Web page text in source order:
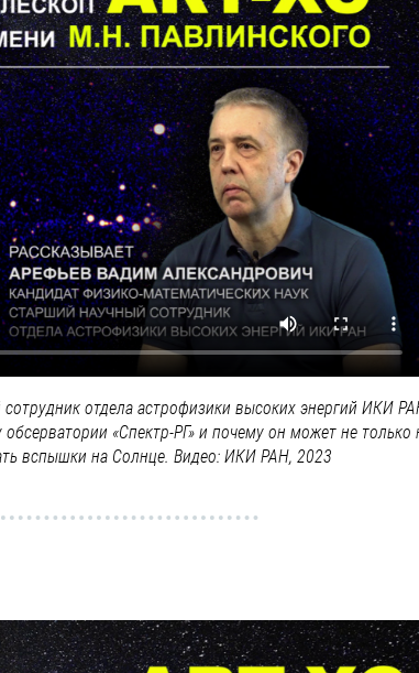
отдела астрофизики высоких энергий ИКИ
«Спектр-РГ» и почему он может не только
вспышки на Солнце. Видео: ИКИ РАН, 2023